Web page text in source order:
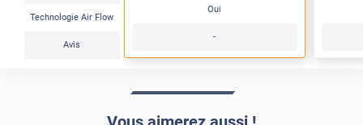
Technologie Air Flow
Avis
Oui
-